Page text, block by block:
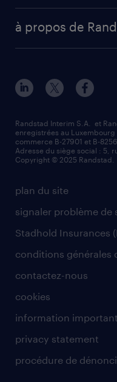
à propos de
plan du site
signaler problème de
Stadhold Insurances
conditions générales
contactez-nous
cookies
information
privacy statement
procédure de
Randstad Interim S.A. et
enregistrées au
commerce B-27901 et B-
Adresse du siège social : 5,
Copyright © 2025 Randstad.